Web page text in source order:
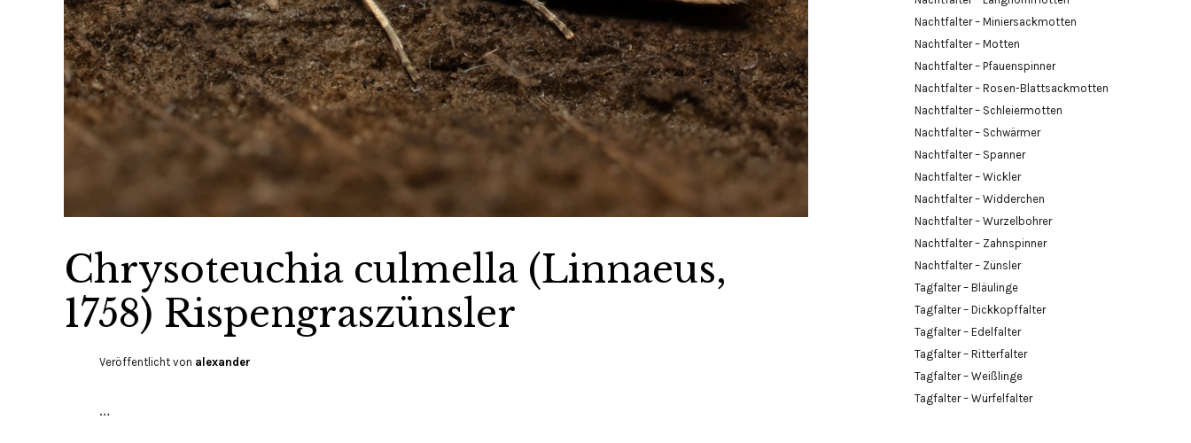
Chrysoteuchia culmella (Linnaeus,
1758) Rispengraszünsler
Veröffentlicht von alexander
…
Nachtfalter – Miniersackmotten
Nachtfalter – Motten
Nachtfalter – Pfauenspinner
Nachtfalter – Rosen-Blattsackmotten
Nachtfalter – Schleiermotten
Nachtfalter – Schwärmer
Nachtfalter – Spanner
Nachtfalter – Wickler
Nachtfalter – Widderchen
Nachtfalter – Wurzelbohrer
Nachtfalter – Zahnspinner
Nachtfalter – Zünsler
Tagfalter – Bläulinge
Tagfalter – Dickkopffalter
Tagfalter – Edelfalter
Tagfalter – Ritterfalter
Tagfalter – Weißlinge
Tagfalter – Würfelfalter